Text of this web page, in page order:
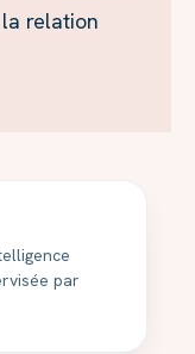
relation
par